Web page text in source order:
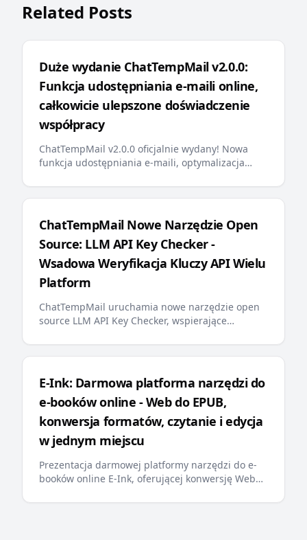
Related Posts
Duże wydanie ChatTempMail v2.0.0:
Funkcja udostępniania e-maili online,
całkowicie ulepszone doświadczenie
współpracy
ChatTempMail v2.0.0 oficjalnie wydany! Nowa
funkcja udostępniania e-maili, optymalizacja
wielojęzyczne komunikaty o błędach, przyjazny
zapewniają użytkownikom bardziej inteligentne i
wygodne doświadczenie tymczasowej poczty e-
mail
ChatTempMail Nowe Narzędzie Open
Source: LLM API Key Checker -
Wsadowa Weryfikacja Kluczy API Wielu
Platform
ChatTempMail uruchamia nowe narzędzie open
source LLM API Key Checker, wspierające
głównych platform LLM, zapytania o saldo i
zapewniając programistom efektywne
rozwiązanie do zarządzania kluczami API
E-Ink: Darmowa platforma narzędzi do
e-booków online - Web do EPUB,
konwersja formatów, czytanie i edycja
w jednym miejscu
Prezentacja darmowej platformy narzędzi do e-
booków online E-Ink, oferującej konwersję Web
edytory e-booków online, z obsługą Kindle, Apple